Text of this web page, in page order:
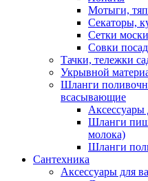
Мотыги,
Секаторы,
Сетки
Совки
Тачки, тележки
Укрывной
Шланги
всасывающие
Аксессуары
Шланги
молока)
Шланги
Сантехника
Аксессуары для